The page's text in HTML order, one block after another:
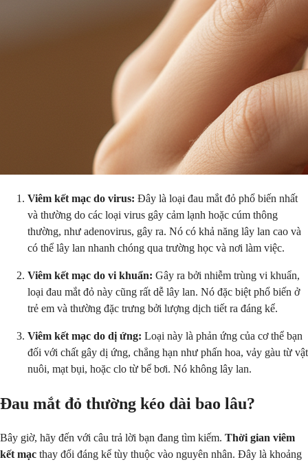
Viêm kết mạc do virus: Đây là loại đau mắt đỏ phổ biến nhất
và thường do các loại virus gây cảm lạnh hoặc cúm thông
thường, như adenovirus, gây ra. Nó có khả năng lây lan cao và
có thể lây lan nhanh chóng qua trường học và nơi làm việc.
Viêm kết mạc do vi khuẩn: Gây ra bởi nhiễm trùng vi khuẩn,
loại đau mắt đỏ này cũng rất dễ lây lan. Nó đặc biệt phổ biến ở
trẻ em và thường đặc trưng bởi lượng dịch tiết ra đáng kể.
Viêm kết mạc do dị ứng: Loại này là phản ứng của cơ thể bạn
đối với chất gây dị ứng, chẳng hạn như phấn hoa, vảy gàu từ vật
nuôi, mạt bụi, hoặc clo từ bể bơi. Nó không lây lan.
Đau mắt đỏ thường kéo dài bao lâu?
Bây giờ, hãy đến với câu trả lời bạn đang tìm kiếm. Thời gian viêm
kết mạc thay đổi đáng kể tùy thuộc vào nguyên nhân. Đây là khoảng